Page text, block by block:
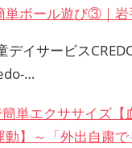
単ボール遊び③｜
デイサービス
…
単エクササイズ
動】～「外出自粛